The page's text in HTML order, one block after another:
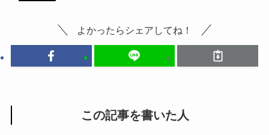
よかったらシェアしてね！
この記事を書いた人